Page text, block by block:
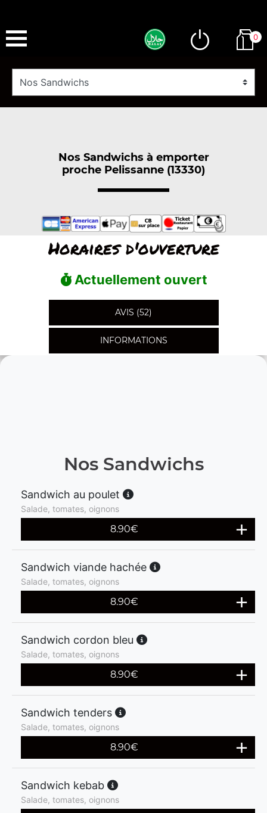
0
Nos Sandwichs à emporter
proche Pelissanne (13330)
Horaires d'ouverture
Actuellement ouvert
AVIS (52)
INFORMATIONS
Nos Sandwichs
Sandwich au poulet
Salade, tomates, oignons
8.90€
Sandwich viande hachée
Salade, tomates, oignons
8.90€
Sandwich cordon bleu
Salade, tomates, oignons
8.90€
Sandwich tenders
Salade, tomates, oignons
8.90€
Sandwich kebab
Salade, tomates, oignons